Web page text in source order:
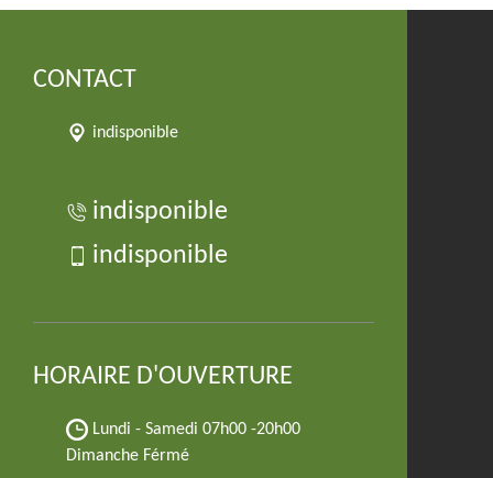
CONTACT
indisponible
indisponible
indisponible
HORAIRE D'OUVERTURE
Lundi - Samedi 07h00 -20h00
Dimanche Férmé